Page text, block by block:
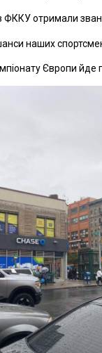
ФККУ отримали
наших
Європи йде